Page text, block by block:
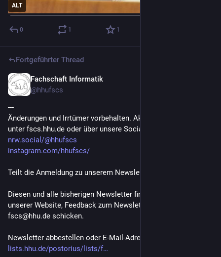
ALT
0 1 1
Fortgeführter Thread
Fachschaft Informatik
@hhufscs
---
Änderungen und Irrtümer vorbehalten. Aktuelle Informationen
unter fscs.hhu.de oder über unsere Social Media Kanäle:
nrw.social/@hhufscs
instagram.com/hhufscs/
Teilt die Anmeldung zu unserem Newsletter gerne!
Diesen und alle bisherigen Newsletter findet ihr im Archiv auf
unserer Website, Feedback zum Newsletter könnt ihr an
fscs@hhu.de schicken.
Newsletter abbestellen oder E-Mail-Adresse ändern:
lists.hhu.de/postorius/lists/f